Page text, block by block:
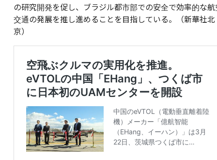
の研究開発を促し、ブラジル都市部での安全で効率的な航
交通の発展を推し進めることを目指している。（新華社北
京）